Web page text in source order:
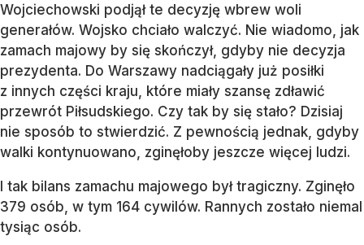
Wojciechowski podjął te decyzję wbrew woli
generałów. Wojsko chciało walczyć. Nie wiadomo, jak
zamach majowy by się skończył, gdyby nie decyzja
prezydenta. Do Warszawy nadciągały już posiłki
z innych części kraju, które miały szansę zdławić
przewrót Piłsudskiego. Czy tak by się stało? Dzisiaj
nie sposób to stwierdzić. Z pewnością jednak, gdyby
walki kontynuowano, zginęłoby jeszcze więcej ludzi.
I tak bilans zamachu majowego był tragiczny. Zginęło
379 osób, w tym 164 cywilów. Rannych zostało niemal
tysiąc osób.